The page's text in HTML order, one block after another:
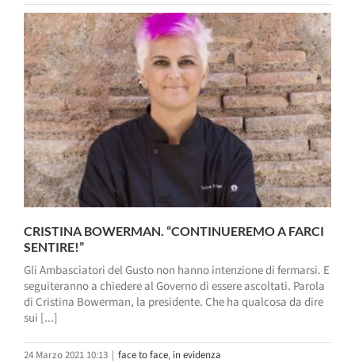
CRISTINA BOWERMAN. “CONTINUEREMO A FARCI
SENTIRE!”
Gli Ambasciatori del Gusto non hanno intenzione di fermarsi. E
seguiteranno a chiedere al Governo di essere ascoltati. Parola
di Cristina Bowerman, la presidente. Che ha qualcosa da dire
sui [...]
24 Marzo 2021 10:13 | face to face, in evidenza